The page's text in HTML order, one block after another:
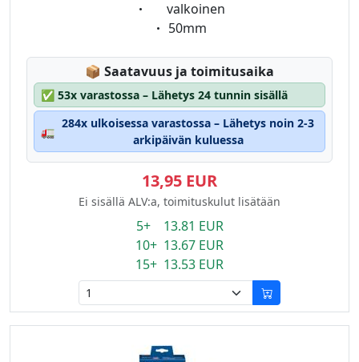
Eigenschaft:
valkoinen
Eigenschaft:
50mm
📦 Lagerstatus:
Saatavuus ja toimitusaika
✅ 53x varastossa – Lähetys 24 tunnin sisällä
🚛
284x ulkoisessa varastossa – Lähetys noin 2-3
arkipäivän kuluessa
13,95 EUR
Ei sisällä ALV:a, toimituskulut lisätään
5+ 13.81 EUR
10+ 13.67 EUR
15+ 13.53 EUR